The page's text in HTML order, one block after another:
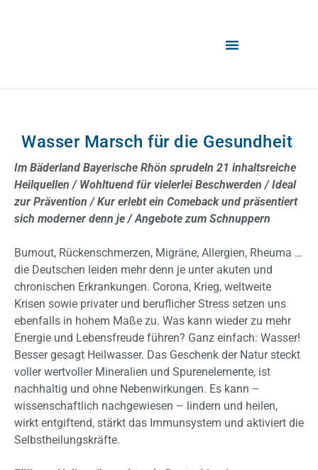
Wasser Marsch für die Gesundheit
Im Bäderland Bayerische Rhön sprudeln 21 inhaltsreiche
Heilquellen / Wohltuend für vielerlei Beschwerden / Ideal
zur Prävention / Kur erlebt ein Comeback und präsentiert
sich moderner denn je / Angebote zum Schnuppern
Burnout, Rückenschmerzen, Migräne, Allergien, Rheuma …
die Deutschen leiden mehr denn je unter akuten und
chronischen Erkrankungen. Corona, Krieg, weltweite
Krisen sowie privater und beruflicher Stress setzen uns
ebenfalls in hohem Maße zu. Was kann wieder zu mehr
Energie und Lebensfreude führen? Ganz einfach: Wasser!
Besser gesagt Heilwasser. Das Geschenk der Natur steckt
voller wertvoller Mineralien und Spurenelemente, ist
nachhaltig und ohne Nebenwirkungen. Es kann –
wissenschaftlich nachgewiesen – lindern und heilen,
wirkt entgiftend, stärkt das Immunsystem und aktiviert die
Selbstheilungskräfte.